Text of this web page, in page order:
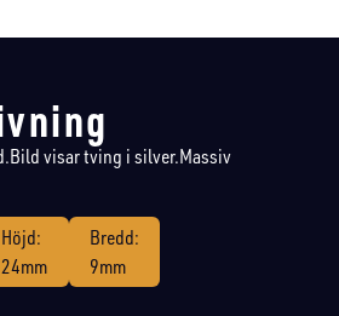
visar tving i silver.Massiv
Höjd:
24mm
Bredd:
9mm